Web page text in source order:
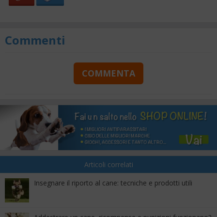
Commenti
COMMENTA
Articoli correlati
Insegnare il riporto al cane: tecniche e prodotti utili